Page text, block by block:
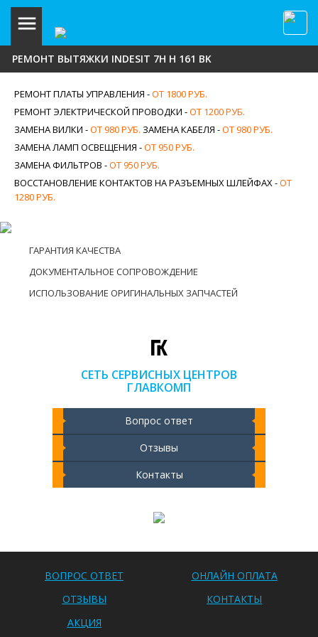
СЕТЬ СЕРВИСНЫХ ЦЕНТРОВ
ГЛАВКОМП
Вопрос ответ
Отзывы
Контакты
РЕМОНТ ВЫТЯЖКИ INDESIT 7H H 161 BK
РЕМОНТ ПЛАТЫ УПРАВЛЕНИЯ -ОТ 1800 РУБ.
РЕМОНТ ЭЛЕКТРИЧЕСКОЙ ПРОВОДКИ -ОТ 1200 РУБ.
ЗАМЕНА ВИЛКИ -ОТ 980 РУБ. ЗАМЕНА КАБЕЛЯ -ОТ 980 РУБ.
ЗАМЕНА ЛАМП ОСВЕЩЕНИЯ -ОТ 950 РУБ.
ЗАМЕНА ФИЛЬТРОВ -ОТ 950 РУБ.
ВОССТАНОВЛЕНИЕ КОНТАКТОВ НА РАЗЪЕМНЫХ ШЛЕЙФАХ -ОТ
1280 РУБ.
ГАРАНТИЯ КАЧЕСТВА
ДОКУМЕНТАЛЬНОЕ СОПРОВОЖДЕНИЕ
ИСПОЛЬЗОВАНИЕ ОРИГИНАЛЬНЫХ ЗАПЧАСТЕЙ
ВОПРОС ОТВЕТ
ОНЛАЙН ОПЛАТА
ОТЗЫВЫ
КОНТАКТЫ
АКЦИЯ